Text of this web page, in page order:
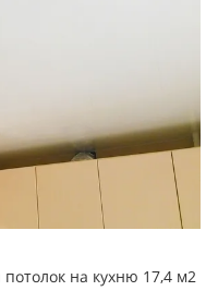
на кухню 17,4 м2